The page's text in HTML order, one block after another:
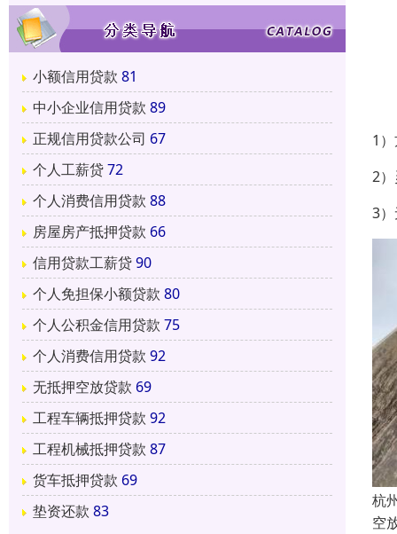
小额信用贷款 81
中小企业信用贷款 89
正规信用贷款公司 67
个人工薪贷72
个人消费信用贷款 88
房屋房产抵押贷款 66
信用贷款工薪贷90
个人免担保小额贷款 80
个人公积金信用贷款 75
个人消费信用贷款 92
无抵押空放贷款 69
工程车辆抵押贷款 92
工程机械抵押贷款 87
货车抵押贷款 69
垫资还款 83
1
2
3
杭
空